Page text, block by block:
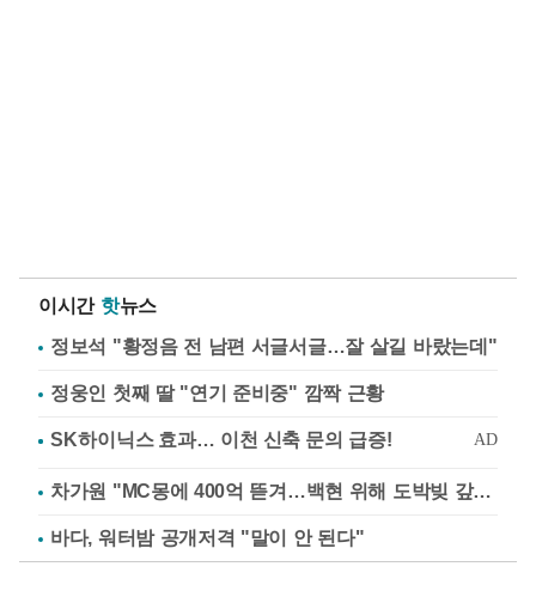
이시간 핫뉴스
정보석 "황정음 전 남편 서글서글…잘 살길 바랐는데"
정웅인 첫째 딸 "연기 준비중" 깜짝 근황
차가원 "MC몽에 400억 뜯겨…백현 위해 도박빚 갚아줘"
바다, 워터밤 공개저격 "말이 안 된다"